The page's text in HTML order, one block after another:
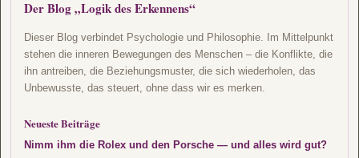
Der Blog „Logik des Erkennens“
Dieser Blog verbindet Psychologie und Philosophie. Im Mittelpunkt
stehen die inneren Bewegungen des Menschen – die Konflikte, die
ihn antreiben, die Beziehungsmuster, die sich wiederholen, das
Unbewusste, das steuert, ohne dass wir es merken.
Neueste Beiträge
Nimm ihm die Rolex und den Porsche — und alles wird gut?